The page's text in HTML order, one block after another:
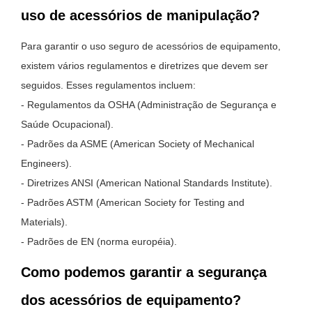
uso de acessórios de manipulação?
Para garantir o uso seguro de acessórios de equipamento,
existem vários regulamentos e diretrizes que devem ser
seguidos. Esses regulamentos incluem:
- Regulamentos da OSHA (Administração de Segurança e
Saúde Ocupacional).
- Padrões da ASME (American Society of Mechanical
Engineers).
- Diretrizes ANSI (American National Standards Institute).
- Padrões ASTM (American Society for Testing and
Materials).
- Padrões de EN (norma européia).
Como podemos garantir a segurança
dos acessórios de equipamento?